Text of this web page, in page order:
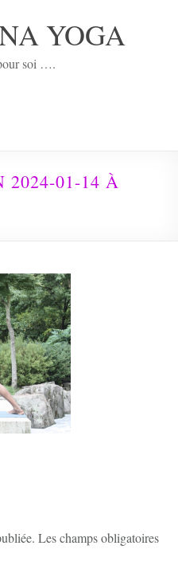
YOGA
soi ….
2024-01-14 À
Les champs obligatoires